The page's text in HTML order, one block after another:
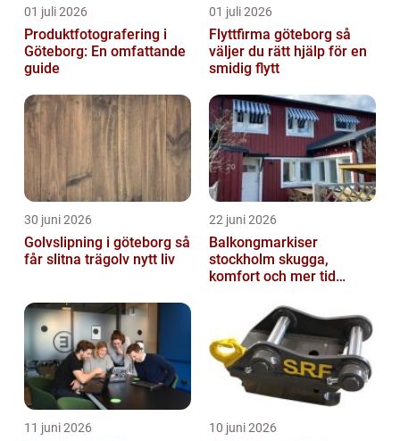
01 juli 2026
Produktfotografering i
Göteborg: En omfattande
guide
01 juli 2026
Flyttfirma göteborg så
väljer du rätt hjälp för en
smidig flytt
30 juni 2026
Golvslipning i göteborg så
får slitna trägolv nytt liv
22 juni 2026
Balkongmarkiser
stockholm skugga,
komfort och mer tid
11 juni 2026 10 juni 2026